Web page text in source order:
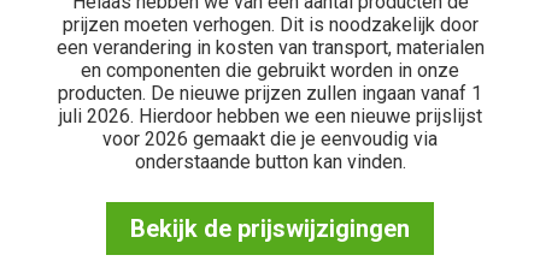
prijzen moeten verhogen. Dit is noodzakelijk door
een verandering in kosten van transport, materialen
en componenten die gebruikt worden in onze
producten. De nieuwe prijzen zullen ingaan vanaf 1
juli 2026. Hierdoor hebben we een nieuwe prijslijst
voor 2026 gemaakt die je eenvoudig via
onderstaande button kan vinden.
Bekijk de prijswijzigingen